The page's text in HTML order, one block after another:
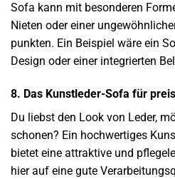
Sofa kann mit besonderen
Nieten oder einer
punkten. Ein Beispiel wäre ein
Design oder einer integrierten
8. Das Kunstleder-Sofa für
Du liebst den Look von Leder,
schonen? Ein hochwertiges
bietet eine attraktive und
hier auf eine gute